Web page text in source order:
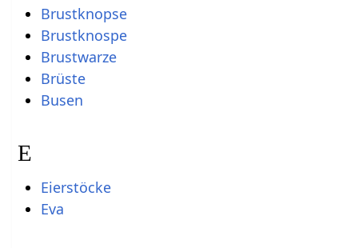
Brustknopse
Brustknospe
Brustwarze
Brüste
Busen
E
Eierstöcke
Eva